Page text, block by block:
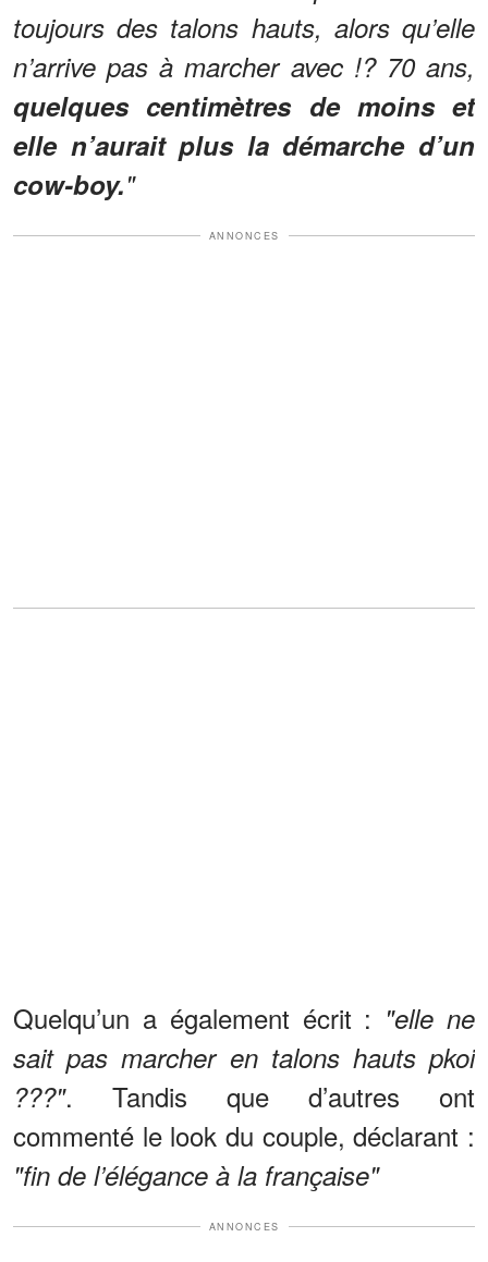
toujours des talons hauts, alors qu’elle
n’arrive pas à marcher avec !? 70 ans,
quelques centimètres de moins et
elle n’aurait plus la démarche d’un
cow-boy."
ANNONCES
Quelqu’un a également écrit : "elle ne
sait pas marcher en talons hauts pkoi
???". Tandis que d’autres ont
commenté le look du couple, déclarant :
"fin de l’élégance à la française"
ANNONCES